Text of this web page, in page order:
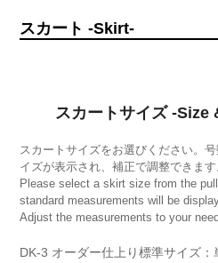
スカート -Skirt-
スカートサイズ -
スカートサイズをお選びください。
イズが表示され、補正で調整できます
Please select a skirt size from the
standard measurements will be
Adjust the measurements to your
DK-3 オーダー仕上り標準サイズ：